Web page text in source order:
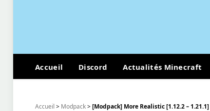
Accueil Discord Actualités Minecraft
Accueil > Modpack>[Modpack] More Realistic [1.12.2 – 1.21.1]